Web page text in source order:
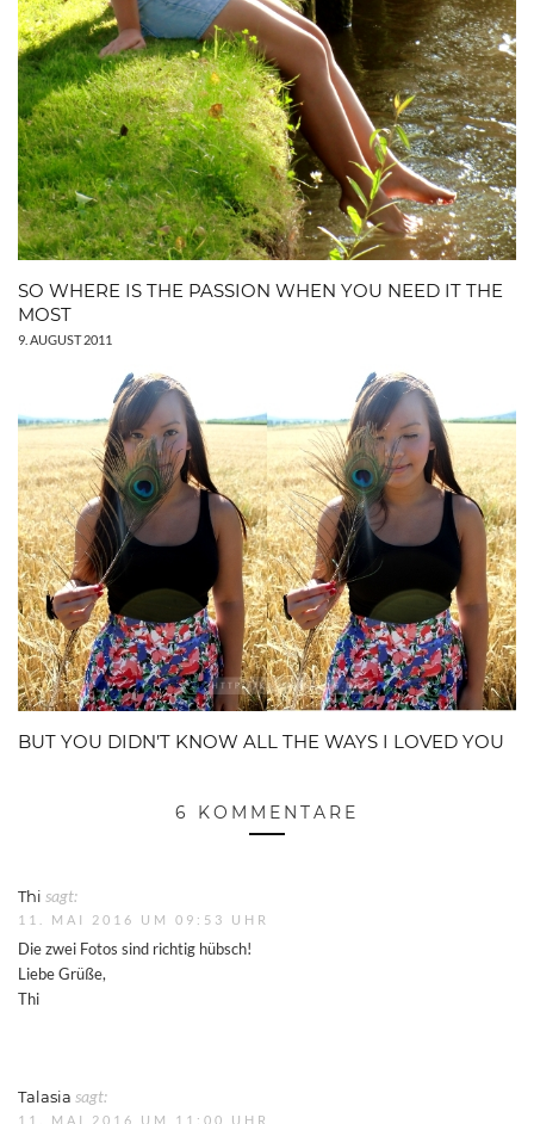
SO WHERE IS THE PASSION WHEN YOU NEED IT THE
MOST
9. AUGUST 2011
BUT YOU DIDN’T KNOW ALL THE WAYS I LOVED YOU
6 KOMMENTARE
Thi sagt:
11. MAI 2016 UM 09:53 UHR
Die zwei Fotos sind richtig hübsch!
Liebe Grüße,
Thi
Talasia sagt:
11. MAI 2016 UM 11:00 UHR